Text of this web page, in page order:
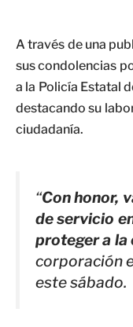
A través de una
sus condolencias
a la Policía Estatal
destacando su
ciudadanía.
“Con honor,
de servicio
proteger a la
corporación
este sábado.